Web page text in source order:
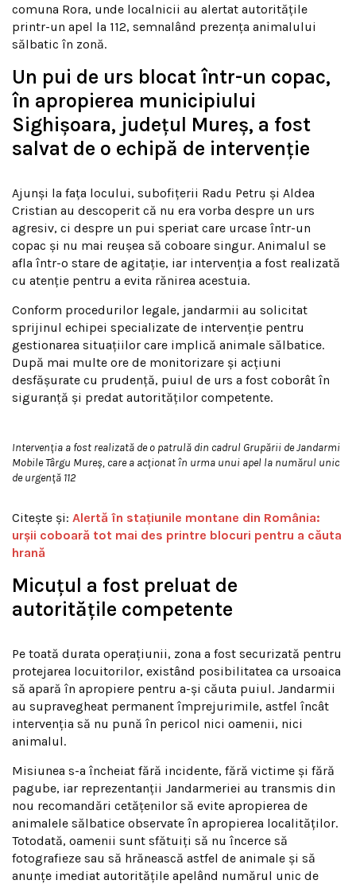
comuna Rora, unde localnicii au alertat autoritățile
printr-un apel la 112, semnalând prezența animalului
sălbatic în zonă.
Un pui de urs blocat într-un copac,
în apropierea municipiului
Sighişoara, judeţul Mureş, a fost
salvat de o echipă de intervenţie
Ajunși la fața locului, subofițerii Radu Petru și Aldea
Cristian au descoperit că nu era vorba despre un urs
agresiv, ci despre un pui speriat care urcase într-un
copac și nu mai reușea să coboare singur. Animalul se
afla într-o stare de agitație, iar intervenția a fost realizată
cu atenție pentru a evita rănirea acestuia.
Conform procedurilor legale, jandarmii au solicitat
sprijinul echipei specializate de intervenție pentru
gestionarea situațiilor care implică animale sălbatice.
După mai multe ore de monitorizare și acțiuni
desfășurate cu prudență, puiul de urs a fost coborât în
siguranță și predat autorităților competente.
Intervenția a fost realizată de o patrulă din cadrul Grupării de Jandarmi
Mobile Târgu Mureș, care a acționat în urma unui apel la numărul unic
de urgență 112
Citește și: Alertă în stațiunile montane din România:
urșii coboară tot mai des printre blocuri pentru a căuta
hrană
Micuțul a fost preluat de
autoritățile competente
Pe toată durata operațiunii, zona a fost securizată pentru
protejarea locuitorilor, existând posibilitatea ca ursoaica
să apară în apropiere pentru a-și căuta puiul. Jandarmii
au supravegheat permanent împrejurimile, astfel încât
intervenția să nu pună în pericol nici oamenii, nici
animalul.
Misiunea s-a încheiat fără incidente, fără victime și fără
pagube, iar reprezentanții Jandarmeriei au transmis din
nou recomandări cetățenilor să evite apropierea de
animalele sălbatice observate în apropierea localităților.
Totodată, oamenii sunt sfătuiți să nu încerce să
fotografieze sau să hrănească astfel de animale și să
anunțe imediat autoritățile apelând numărul unic de